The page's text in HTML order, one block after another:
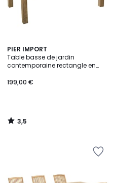
PIER IMPORT
Table basse de jardin
contemporaine rectangle en
100x50cm SUMMER
199,00 €
3,5
/ 5
3,5
/